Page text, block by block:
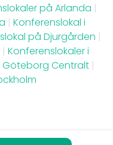
på Arlanda |
| Konferenslokal i
på Djurgården |
| Konferenslokaler i
Göteborg Centralt |